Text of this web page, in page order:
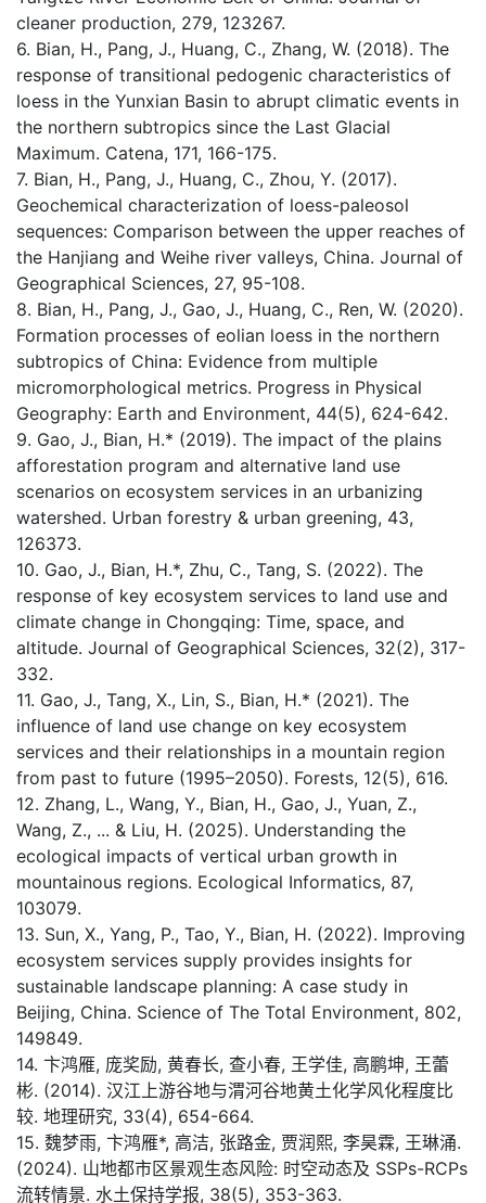
cleaner production, 279, 123267.
6. Bian, H., Pang, J., Huang, C., Zhang, W. (2018). The
response of transitional pedogenic characteristics of
loess in the Yunxian Basin to abrupt climatic events in
the northern subtropics since the Last Glacial
Maximum. Catena, 171, 166-175.
7. Bian, H., Pang, J., Huang, C., Zhou, Y. (2017).
Geochemical characterization of loess-paleosol
sequences: Comparison between the upper reaches of
the Hanjiang and Weihe river valleys, China. Journal of
Geographical Sciences, 27, 95-108.
8. Bian, H., Pang, J., Gao, J., Huang, C., Ren, W. (2020).
Formation processes of eolian loess in the northern
subtropics of China: Evidence from multiple
micromorphological metrics. Progress in Physical
Geography: Earth and Environment, 44(5), 624-642.
9. Gao, J., Bian, H.* (2019). The impact of the plains
afforestation program and alternative land use
scenarios on ecosystem services in an urbanizing
watershed. Urban forestry & urban greening, 43,
126373.
10. Gao, J., Bian, H.*, Zhu, C., Tang, S. (2022). The
response of key ecosystem services to land use and
climate change in Chongqing: Time, space, and
altitude. Journal of Geographical Sciences, 32(2), 317-
332.
11. Gao, J., Tang, X., Lin, S., Bian, H.* (2021). The
influence of land use change on key ecosystem
services and their relationships in a mountain region
from past to future (1995–2050). Forests, 12(5), 616.
12. Zhang, L., Wang, Y., Bian, H., Gao, J., Yuan, Z.,
Wang, Z., ... & Liu, H. (2025). Understanding the
ecological impacts of vertical urban growth in
mountainous regions. Ecological Informatics, 87,
103079.
13. Sun, X., Yang, P., Tao, Y., Bian, H. (2022). Improving
ecosystem services supply provides insights for
sustainable landscape planning: A case study in
Beijing, China. Science of The Total Environment, 802,
149849.
14. 卞鸿雁, 庞奖励, 黄春长, 查小春, 王学佳, 高鹏坤, 王蕾
彬. (2014). 汉江上游谷地与渭河谷地黄土化学风化程度比
较. 地理研究, 33(4), 654-664.
15. 魏梦雨, 卞鸿雁*, 高洁, 张路金, 贾润熙, 李昊霖, 王琳涌.
(2024). 山地都市区景观生态风险: 时空动态及 SSPs-RCPs
流转情景. 水土保持学报, 38(5), 353-363.